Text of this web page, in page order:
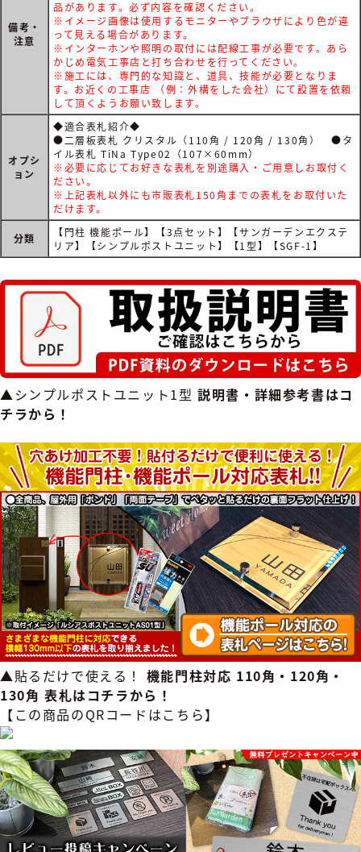
備考・
注意
品があります。必ず内容を確認ください。
※イメージ画像は使用するモニターやブラウザにより色が違
って見える場合があります。
※インターホンや照明の取付には配線工事が必要です。あら
かじめ電気工事店と打ち合わせを行ってください。
※施工には、専門的な知識と、道具、技能が必要となりま
す。お近くの工事店 （例：外構をした会社）にて設置を依頼
して頂くようお願い致します。
オプシ
ョン
◆適合表札紹介◆
●二層板表札 クリスタル（110角 / 120角 / 130角） ●タ
イル表札 TiNa Type02（107×60mm）
※必要に応じてお好きな表札を別途購入・ご用意しお取付く
ださい。
※上記表札以外にも市販表札150角までの表札をお取付いた
だけます。
分類
【門柱 機能ポール】【3点セット】【サンガーデンエクステ
リア】【シンプルポストユニット】【1型】【SGF-1】
▲シンプルポストユニット1型説明書・詳細参考書はコ
チラから！
▲貼るだけで使える！ 機能門柱対応 110角・120角・
130角 表札はコチラから！
【この商品のQRコードはこちら】